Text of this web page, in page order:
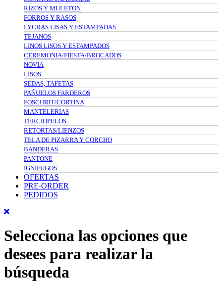
RIZOS Y MULETON
FORROS Y RASOS
LYCRAS LISAS Y ESTAMPADAS
TEJANOS
LINOS LISOS Y ESTAMPADOS
CEREMONIA/FIESTA/BROCADOS
NOVIA
LISOS
SEDAS, TAFETAS
PAÑUELOS FARDEROS
FOSCURIT/CORTINA
MANTELERIAS
TERCIOPELOS
RETORTAS/LIENZOS
TELA DE PIZARRA Y CORCHO
BANDERAS
PANTONE
IGNIFUGOS
OFERTAS
PRE-ORDER
PEDIDOS
Selecciona las opciones que
desees para realizar la
búsqueda